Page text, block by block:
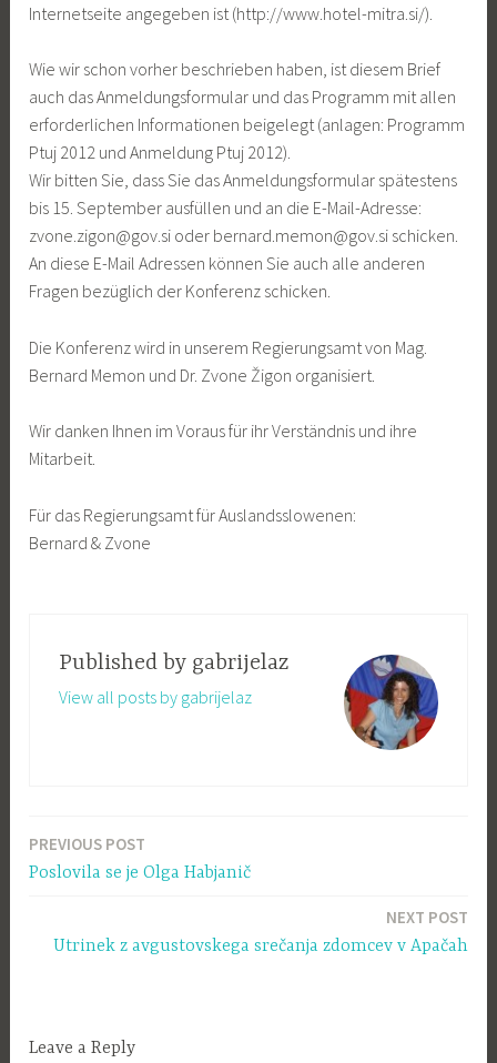
Internetseite angegeben ist (http://www.hotel-mitra.si/).
Wie wir schon vorher beschrieben haben, ist diesem Brief
auch das Anmeldungsformular und das Programm mit allen
erforderlichen Informationen beigelegt (anlagen: Programm
Ptuj 2012 und Anmeldung Ptuj 2012).
Wir bitten Sie, dass Sie das Anmeldungsformular spätestens
bis 15. September ausfüllen und an die E-Mail-Adresse:
zvone.zigon@gov.si oder bernard.memon@gov.si schicken.
An diese E-Mail Adressen können Sie auch alle anderen
Fragen bezüglich der Konferenz schicken.
Die Konferenz wird in unserem Regierungsamt von Mag.
Bernard Memon und Dr. Zvone Žigon organisiert.
Wir danken Ihnen im Voraus für ihr Verständnis und ihre
Mitarbeit.
Für das Regierungsamt für Auslandsslowenen:
Bernard & Zvone
Published by gabrijelaz
View all posts by gabrijelaz
Navigacija
PREVIOUS POST
Poslovila se je Olga Habjanič
NEXT POST
Utrinek z avgustovskega srečanja zdomcev v Apačah
Leave a Reply